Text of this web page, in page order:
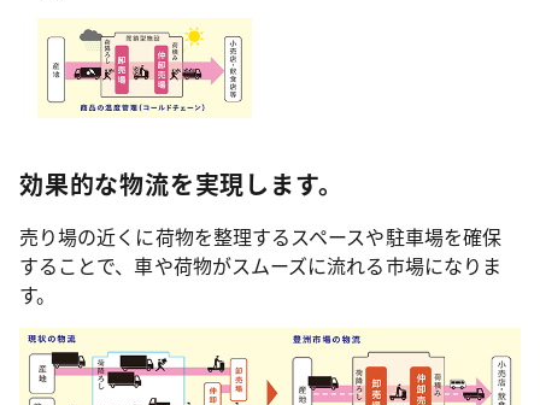
効果的な物流を実現します。
売り場の近くに荷物を整理するスペースや駐車場を確保
することで、車や荷物がスムーズに流れる市場になりま
す。